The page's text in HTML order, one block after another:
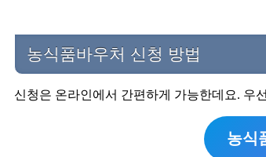
농식품바우처 신청 방법
신청은 온라인에서 간편하게 가능한데요. 우
농식